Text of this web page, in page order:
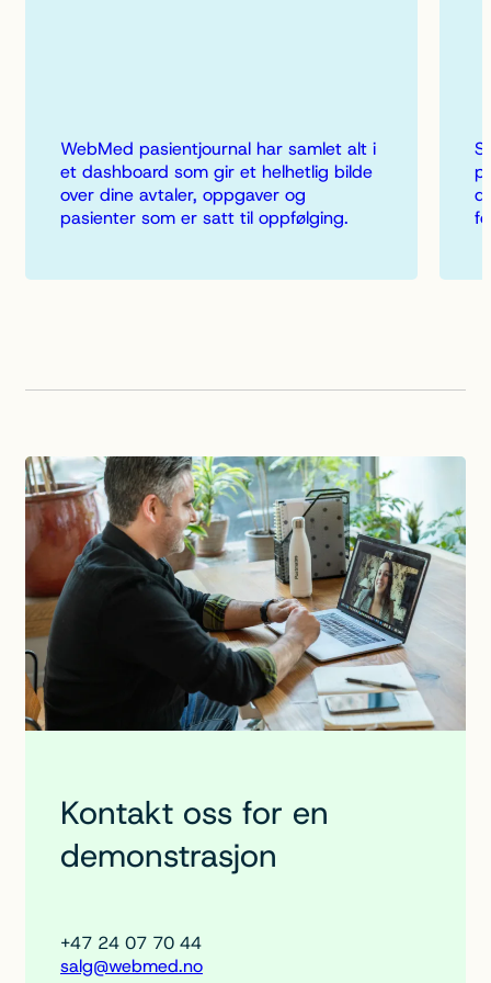
WebMed pasientjournal har samlet alt i
et dashboard som gir et helhetlig bilde
over dine avtaler, oppgaver og
pasienter som er satt til oppfølging.
Kontakt oss for en
demonstrasjon
+47 24 07 70 44
salg@webmed.no